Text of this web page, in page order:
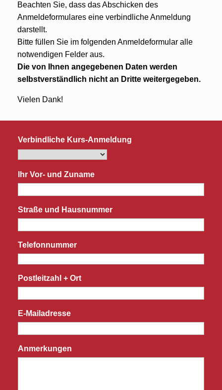
Beachten Sie, dass das Abschicken des
Anmeldeformulares eine verbindliche Anmeldung
darstellt.
Bitte füllen Sie im folgenden Anmeldeformular alle
notwendigen Felder aus.
Die von Ihnen angegebenen Daten werden
selbstverständlich nicht an Dritte weitergegeben.
Vielen Dank!
Verbindliche Kurs-Anmeldung
Ihr Vor- und Zuname
Straße und Hausnummer
Telefonnummer
Postleitzahl + Ort
E-Mailadresse
Anmerkungen